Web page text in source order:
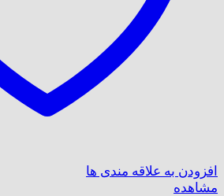
افزودن به علاقه مندی ها
مشاهده